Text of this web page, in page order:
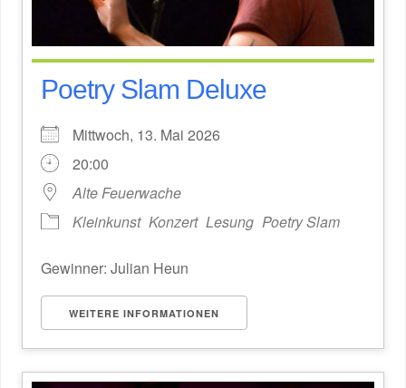
Poetry Slam Deluxe
Mittwoch, 13. Mai 2026
20:00
Alte Feuerwache
Kleinkunst Konzert Lesung Poetry Slam
Gewinner: Julian Heun
WEITERE INFORMATIONEN